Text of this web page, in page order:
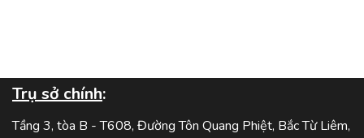
Trụ sở chính:
Tầng 3, tòa B - T608, Đường Tôn Quang Phiệt, Bắc Từ Liêm,